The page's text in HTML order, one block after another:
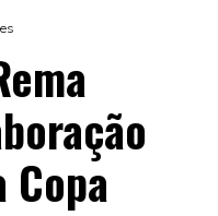
Copa